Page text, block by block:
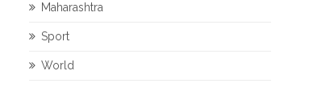
Maharashtra
Sport
World